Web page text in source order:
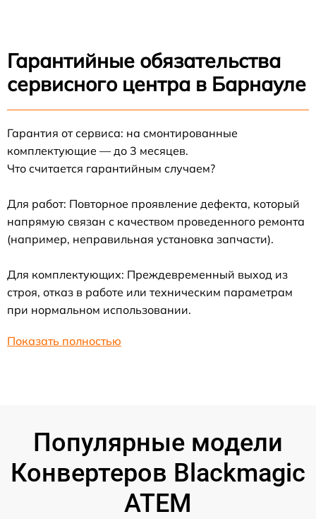
Гарантийные обязательства
сервисного центра в Барнауле
Гарантия от сервиса: на смонтированные
комплектующие — до 3 месяцев.
Что считается гарантийным случаем?
Для работ: Повторное проявление дефекта, который
напрямую связан с качеством проведенного ремонта
(например, неправильная установка запчасти).
Для комплектующих: Преждевременный выход из
строя, отказ в работе или техническим параметрам
при нормальном использовании.
Показать полностью
Популярные модели
Конвертеров Blackmagic
ATEM